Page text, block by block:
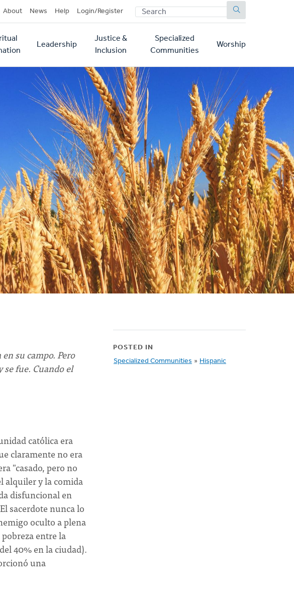
About News Help Login/Register SEARCH
Leadership
Justice &
Inclusion
Specialized
Communities
Worship
su campo. Pero
fue. Cuando el
católica era
claramente no era
"casado, pero no
alquiler y la comida
disfuncional en
sacerdote nunca lo
oculto a plena
entre la
40% en la ciudad).
una
POSTED IN
Specialized Communities » Hispanic